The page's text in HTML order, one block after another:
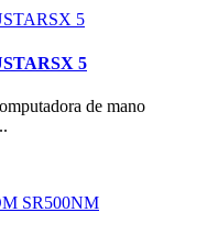
5
de mano